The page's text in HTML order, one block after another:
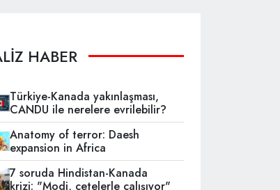
HABER
Türkiye-Kanada yakınlaşması,
CANDU ile nerelere evrilebilir?
Anatomy of terror: Daesh
expansion in Africa
7 soruda Hindistan-Kanada
krizi: "Modi, çetelerle çalışıyor"